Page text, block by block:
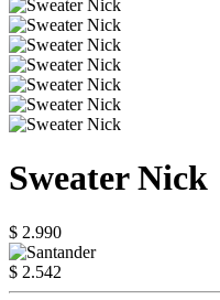
Sweater Nick
$ 2.990
$ 2.542